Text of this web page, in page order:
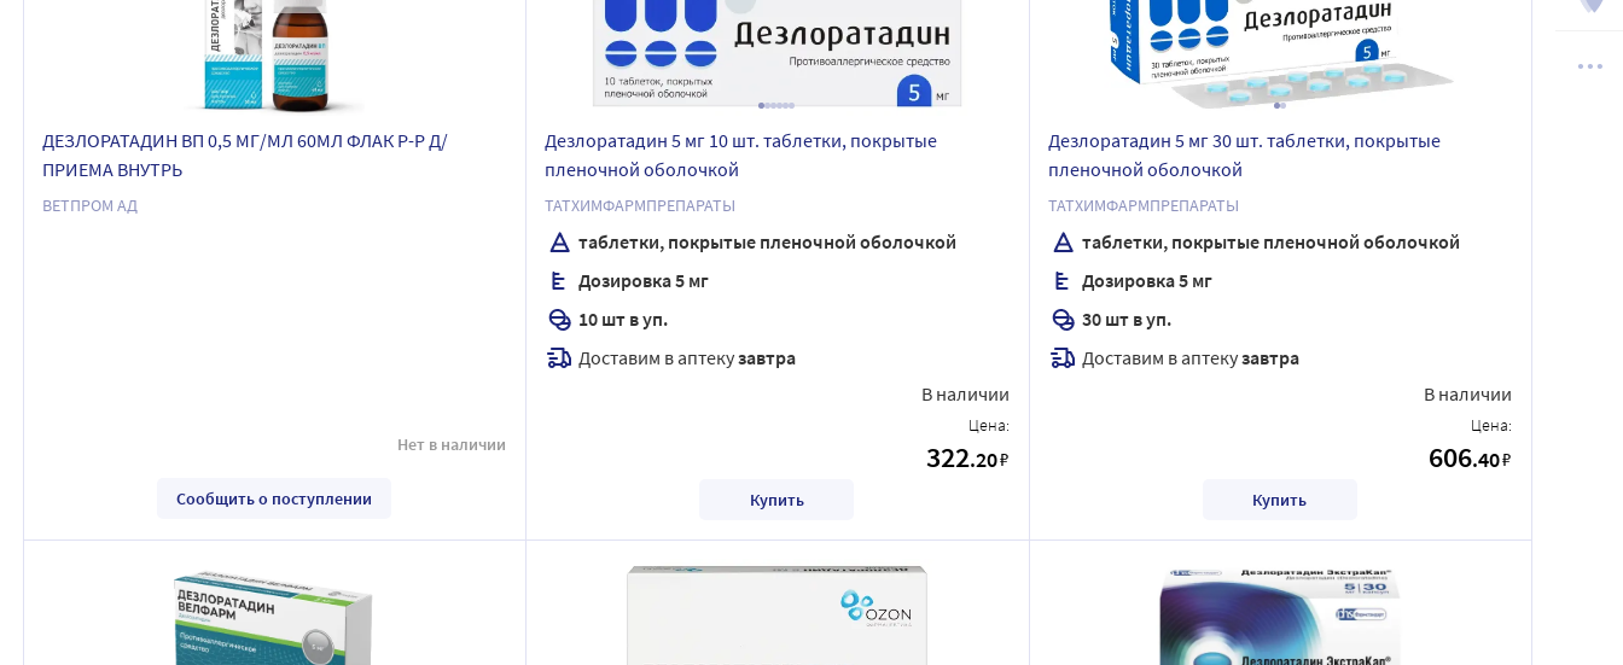
ДЕЗЛОРАТАДИН ВП 0,5 МГ/МЛ 60МЛ ФЛАК Р-Р Д/
ПРИЕМА ВНУТРЬ
ВЕТПРОМ АД
Нет в наличии
Сообщить о поступлении
Дезлоратадин 5 мг 10 шт. таблетки, покрытые
пленочной оболочкой
ТАТХИМФАРМПРЕПАРАТЫ
таблетки, покрытые пленочной оболочкой
Дозировка 5 мг
10 шт в уп.
Доставим в аптекузавтра
В наличии
Цена:
322.20₽
Купить
Дезлоратадин 5 мг 30 шт. таблетки, покрытые
пленочной оболочкой
ТАТХИМФАРМПРЕПАРАТЫ
таблетки, покрытые пленочной оболочкой
Дозировка 5 мг
30 шт в уп.
Доставим в аптекузавтра
В наличии
Цена:
606.40₽
Купить